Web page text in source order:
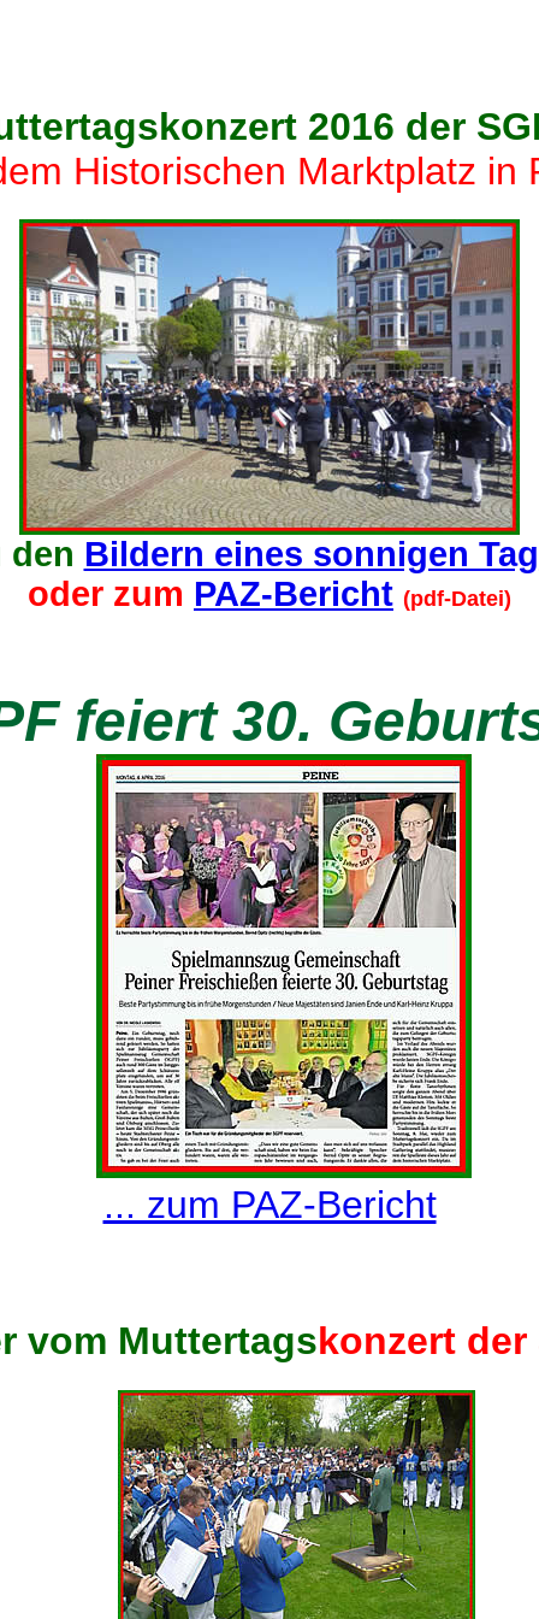
2016 der
Historischen Marktplatz in
den Bildern eines sonnigen
oder zum PAZ-Bericht (pdf-Datei)
feiert 30.
... zum PAZ-Bericht
Muttertagskonzert der